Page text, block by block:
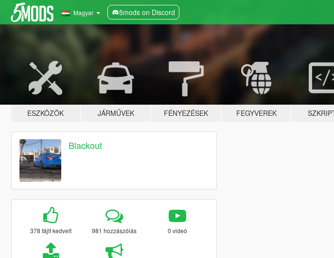
Magyar 5mods on Discord
ESZKÖZÖK JÁRMŰVEK FÉNYEZÉSEK FEGYVEREK
Blackout
378 fájlt kedvelt 981 hozzászólás 0 videó